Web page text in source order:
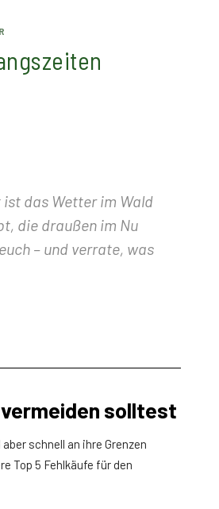
das Wetter im Wald
die draußen im Nu
– und verrate, was
vermeiden solltest
schnell an ihre Grenzen
Top 5 Fehlkäufe für den